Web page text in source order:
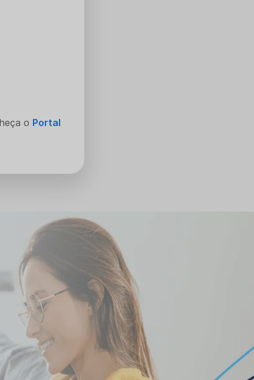
o Portal